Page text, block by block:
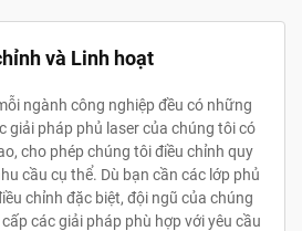
và Linh hoạt
ngành công nghiệp đều có những
giải pháp phủ laser của chúng tôi có
cho phép chúng tôi điều chỉnh quy
cầu cụ thể. Dù bạn cần các lớp phủ
chỉnh đặc biệt, đội ngũ của chúng
các giải pháp phù hợp với yêu cầu